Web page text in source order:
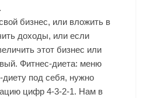
бизнес, или вложить в
доходы, или если
этот бизнес или
Фитнес-диета: меню
под себя, нужно
цифр 4-3-2-1. Нам в